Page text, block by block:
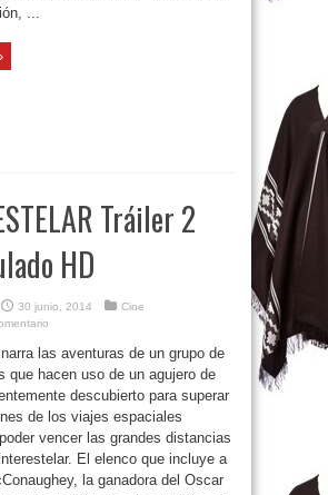
...
Tráiler 2
HD
30 junio, 2014
Cine
narra las aventuras de un grupo de
que hacen uso de un agujero de
descubierto para superar
de los viajes espaciales
vencer las grandes distancias
El elenco que incluye a
la ganadora del Oscar